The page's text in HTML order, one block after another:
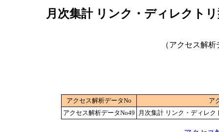
月次集計 リンク・ディレクト
（アクセス解
アクセス解析データNo
ア
アクセス解析データNo49
月次集計 リンク・ディレ